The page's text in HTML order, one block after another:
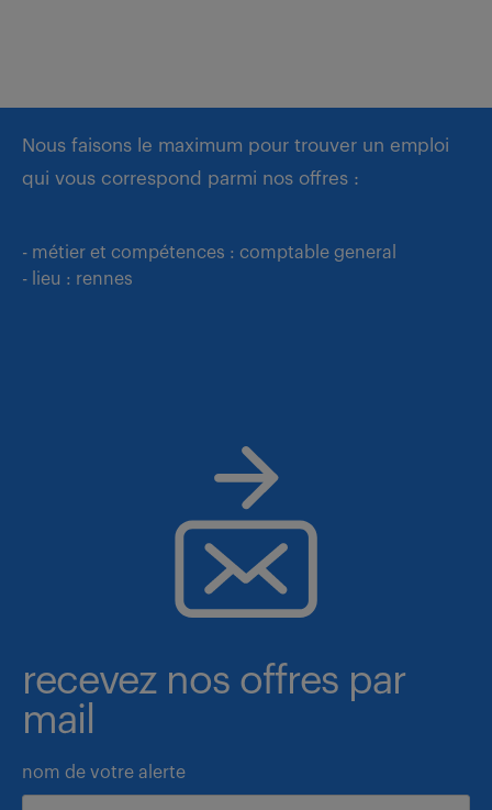
Nous faisons le maximum pour trouver un emploi
qui vous correspond parmi nos offres :
- métier et compétences : comptable general
- lieu : rennes
recevez nos offres par
mail
nom de votre alerte